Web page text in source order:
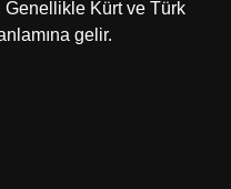
Genellikle Kürt ve Türk
gelir.